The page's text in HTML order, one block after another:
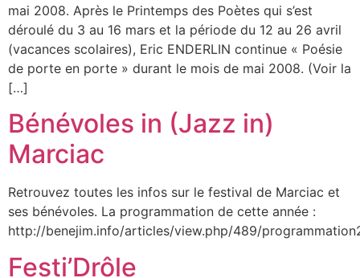
mai 2008. Après le Printemps des Poètes qui s’est
déroulé du 3 au 16 mars et la période du 12 au 26 avril
(vacances scolaires), Eric ENDERLIN continue « Poésie
de porte en porte » durant le mois de mai 2008. (Voir la
[…]
Bénévoles in (Jazz in)
Marciac
Retrouvez toutes les infos sur le festival de Marciac et
ses bénévoles. La programmation de cette année :
http://benejim.info/articles/view.php/489/
Festi’Drôle